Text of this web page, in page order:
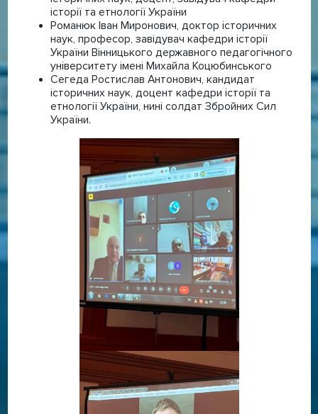
історії та етнології України
Романюк Іван Миронович, доктор історичних
наук, професор, завідувач кафедри історії
України Вінницького державного педагогічного
університету імені Михайла Коцюбинського
Сегеда Ростислав Антонович, кандидат
історичних наук, доцент кафедри історії та
етнології України, нині солдат Збройних Сил
України.